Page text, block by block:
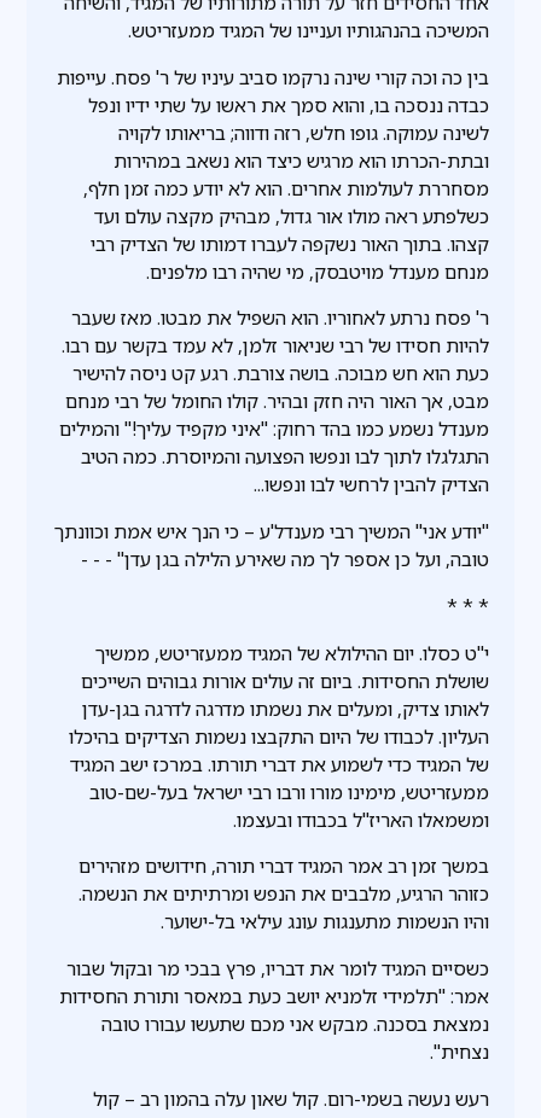
המשיכה בהנהגותיו ועניינו של המגיד ממעזריטש.
בין כה וכה קורי שינה נרקמו סביב עיניו של ר' פסח. עייפות
כבדה ננסכה בו, והוא סמך את ראשו על שתי ידיו ונפל
לשינה עמוקה. גופו חלש, רזה ודווה; בריאותו לקויה
ובתת-הכרתו הוא מרגיש כיצד הוא נשאב במהירות
מסחררת לעולמות אחרים. הוא לא יודע כמה זמן חלף,
כשלפתע ראה מולו אור גדול, מבהיק מקצה עולם ועד
קצהו. בתוך האור נשקפה לעברו דמותו של הצדיק רבי
מנחם מענדל מויטבסק, מי שהיה רבו מלפנים.
ר' פסח נרתע לאחוריו. הוא השפיל את מבטו. מאז שעבר
להיות חסידו של רבי שניאור זלמן, לא עמד בקשר עם רבו.
כעת הוא חש מבוכה. בושה צורבת. רגע קט ניסה להישיר
מבט, אך האור היה חזק ובהיר. קולו החומל של רבי מנחם
מענדל נשמע כמו בהד רחוק: "איני מקפיד עליך!" והמילים
התגלגלו לתוך לבו ונפשו הפצועה והמיוסרת. כמה הטיב
הצדיק להבין לרחשי לבו ונפשו...
"יודע אני" המשיך רבי מענדל'ע – כי הנך איש אמת וכוונתך
טובה, ועל כן אספר לך מה שאירע הלילה בגן עדן" - - -
* * *
י"ט כסלו. יום ההילולא של המגיד ממעזריטש, ממשיך
שושלת החסידות. ביום זה עולים אורות גבוהים השייכים
לאותו צדיק, ומעלים את נשמתו מדרגה לדרגה בגן-עדן
העליון. לכבודו של היום התקבצו נשמות הצדיקים בהיכלו
של המגיד כדי לשמוע את דברי תורתו. במרכז ישב המגיד
ממעזריטש, מימינו מורו ורבו רבי ישראל בעל-שם-טוב
ומשמאלו האריז"ל בכבודו ובעצמו.
במשך זמן רב אמר המגיד דברי תורה, חידושים מזהירים
כזוהר הרגיע, מלבבים את הנפש ומרתיתים את הנשמה.
והיו הנשמות מתענגות עונג עילאי בל-ישוער.
כשסיים המגיד לומר את דבריו, פרץ בבכי מר ובקול שבור
אמר: "תלמידי זלמניא יושב כעת במאסר ותורת החסידות
נמצאת בסכנה. מבקש אני מכם שתעשו עבורו טובה
נצחית".
רעש נעשה בשמי-רום. קול שאון עלה בהמון רב – קול